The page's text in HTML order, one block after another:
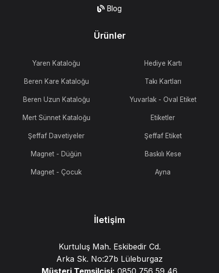
Blog
Ürünler
Yaren Kataloğu
Beren Kare Kataloğu
Beren Uzun Kataloğu
Mert Sünnet Kataloğu
Şeffaf Davetiyeler
Magnet - Düğün
Magnet - Çocuk
Hediye Kartı
Takı Kartları
Yuvarlak - Oval Etiket
Etiketler
Şeffaf Etiket
Baskılı Kese
Ayna
İletişim
Kurtuluş Mah. Eskibedir Cd.
Arka Sk. No:27b Lüleburgaz
Müşteri Temsilcisi: 0850 756 59 46